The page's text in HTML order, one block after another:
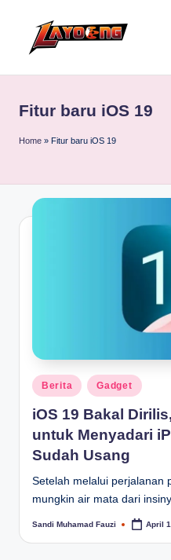
Fitur baru iOS 19
Home » Fitur baru iOS 19
Posted
in
Berita Gadget
iOS 19 Bakal
untuk Menyadari
Sudah Usang
Setelah melalui perjalanan
mungkin air mata dari
Posted
Sandi Muhamad Fauzi April